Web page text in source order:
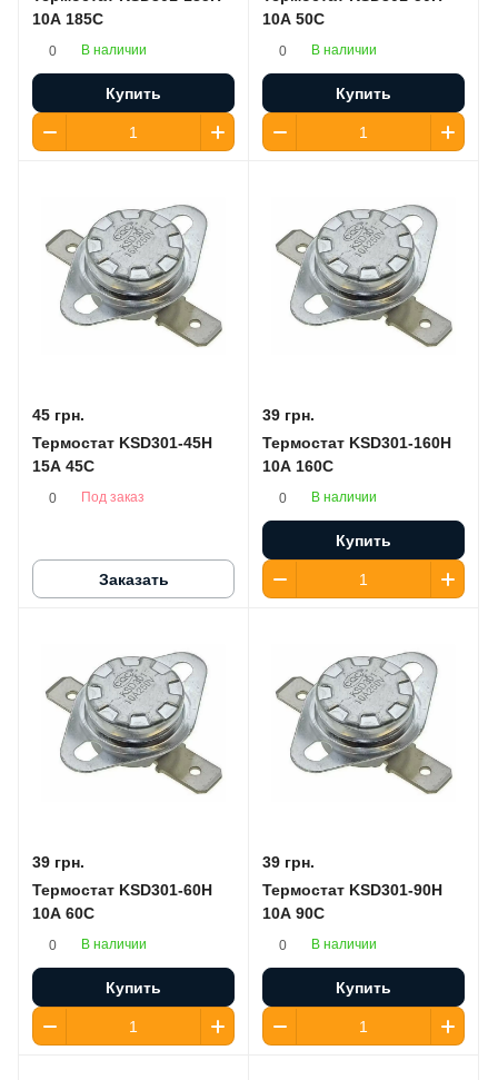
10A 185C
0 В наличии
Купить
10A 50C
0 В наличии
Купить
45 грн.
Термостат KSD301-45H
15A 45C
0 Под заказ
Заказать
39 грн.
Термостат KSD301-160H
10A 160C
0 В наличии
Купить
39 грн.
Термостат KSD301-60H
10A 60C
0 В наличии
Купить
39 грн.
Термостат KSD301-90H
10A 90C
0 В наличии
Купить